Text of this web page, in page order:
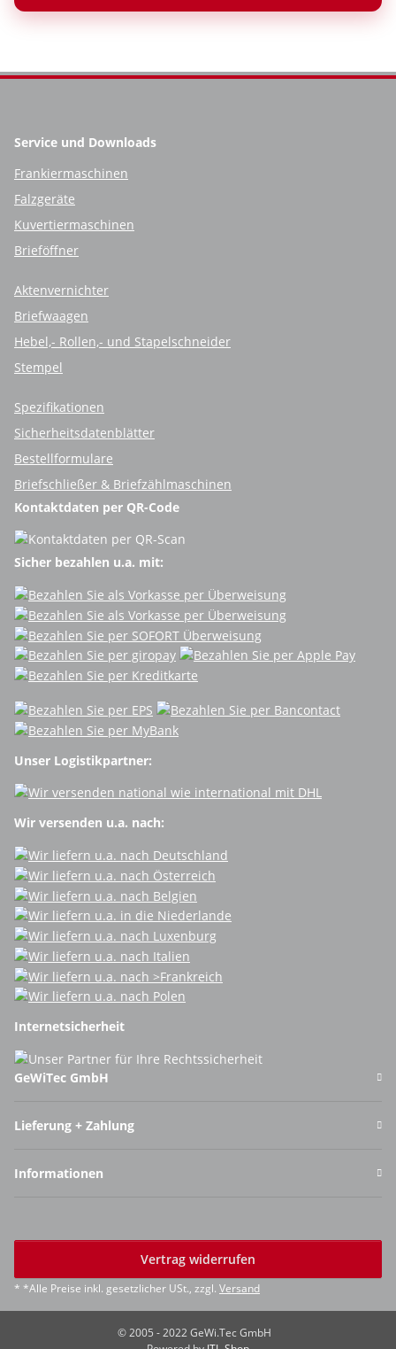
Service und Downloads
Frankiermaschinen
Falzgeräte
Kuvertiermaschinen
Brieföffner
Aktenvernichter
Briefwaagen
Hebel,- Rollen,- und Stapelschneider
Stempel
Spezifikationen
Sicherheitsdatenblätter
Bestellformulare
Briefschließer & Briefzählmaschinen
Kontaktdaten per QR-Code
Sicher bezahlen u.a. mit:
Unser Logistikpartner:
Wir versenden u.a. nach:
Internetsicherheit
GeWiTec GmbH
Lieferung + Zahlung
Informationen
Vertrag widerrufen
* *Alle Preise inkl. gesetzlicher USt., zzgl. Versand
© 2005 - 2022 GeWi.Tec GmbH